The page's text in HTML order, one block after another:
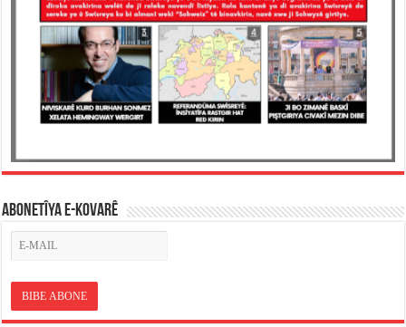
ABONETÎYA E-KOVARÊ